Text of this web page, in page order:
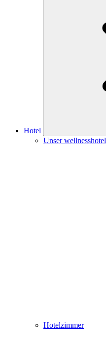
Hotel
Unser wellnesshotel
Hotelzimmer